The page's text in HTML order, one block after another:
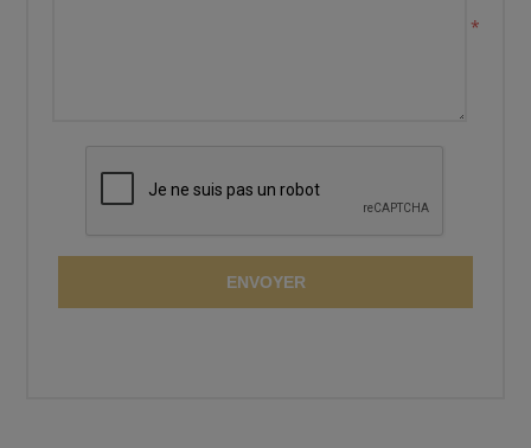
*
ENVOYER